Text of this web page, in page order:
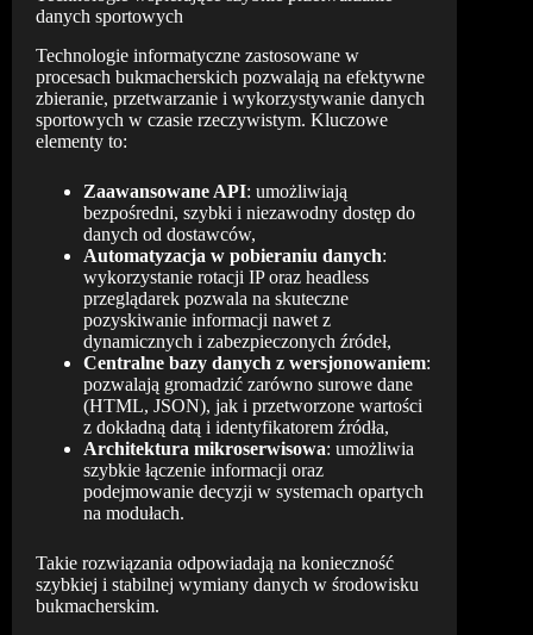
danych sportowych
Technologie informatyczne zastosowane w
procesach bukmacherskich pozwalają na efektywne
zbieranie, przetwarzanie i wykorzystywanie danych
sportowych w czasie rzeczywistym. Kluczowe
elementy to:
Zaawansowane API: umożliwiają
bezpośredni, szybki i niezawodny dostęp do
danych od dostawców,
Automatyzacja w pobieraniu danych:
wykorzystanie rotacji IP oraz headless
przeglądarek pozwala na skuteczne
pozyskiwanie informacji nawet z
dynamicznych i zabezpieczonych źródeł,
Centralne bazy danych z wersjonowaniem:
pozwalają gromadzić zarówno surowe dane
(HTML, JSON), jak i przetworzone wartości
z dokładną datą i identyfikatorem źródła,
Architektura mikroserwisowa: umożliwia
szybkie łączenie informacji oraz
podejmowanie decyzji w systemach opartych
na modułach.
Takie rozwiązania odpowiadają na konieczność
szybkiej i stabilnej wymiany danych w środowisku
bukmacherskim.